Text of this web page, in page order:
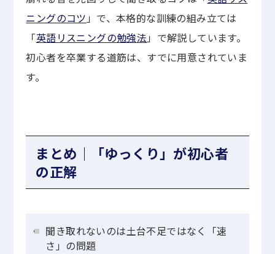
ニングのコツ 」で、本格的な訓練の組み立ては
「英語リスニングの勉強法 」で解説しています。
初心者を卒業する道筋は、すでに用意されていま
す。
まとめ｜「ゆっくり」が初心者
の正解
聞き取れないのは土台不足ではなく「速
さ」の問題